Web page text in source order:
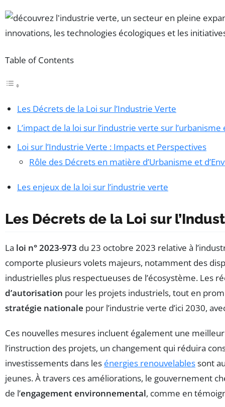
Table of Contents
Les Décrets de la Loi sur l’Industrie Verte
L’impact de la loi sur l’industrie verte sur
Loi sur l’Industrie Verte : Impacts et Perspectives
Rôle des Décrets en matière d’Urbanisme et
Les enjeux de la loi sur l’industrie verte
Les Décrets de la Loi sur
La loi n° 2023-973 du 23 octobre 2023 relative à
comporte plusieurs volets majeurs, notamment des
industrielles plus respectueuses de l’écosystème. Les
d’autorisation pour les projets industriels, tout en
stratégie nationale pour l’industrie verte d’ici 2030,
Ces nouvelles mesures incluent également une
l’instruction des projets, un changement qui réduira
investissements dans les énergies renouvelablessont
jeunes. À travers ces améliorations, le gouvernement
de l’engagement environnemental, comme en